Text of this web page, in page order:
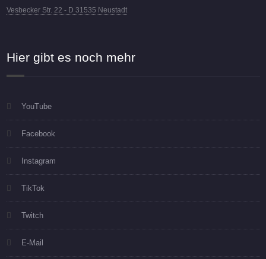
Vesbecker Str. 22 - D 31535 Neustadt
Hier gibt es noch mehr
YouTube
Facebook
Instagram
TikTok
Twitch
E-Mail